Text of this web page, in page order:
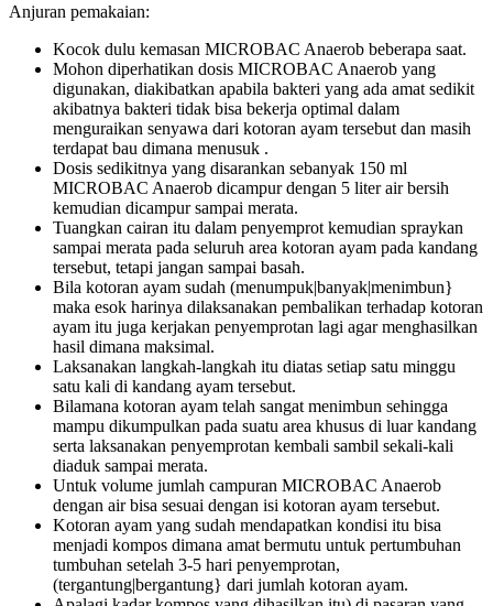
Anjuran pemakaian:
Kocok dulu kemasan MICROBAC Anaerob beberapa saat.
Mohon diperhatikan dosis MICROBAC Anaerob yang
digunakan, diakibatkan apabila bakteri yang ada amat sedikit
akibatnya bakteri tidak bisa bekerja optimal dalam
menguraikan senyawa dari kotoran ayam tersebut dan masih
terdapat bau dimana menusuk .
Dosis sedikitnya yang disarankan sebanyak 150 ml
MICROBAC Anaerob dicampur dengan 5 liter air bersih
kemudian dicampur sampai merata.
Tuangkan cairan itu dalam penyemprot kemudian spraykan
sampai merata pada seluruh area kotoran ayam pada kandang
tersebut, tetapi jangan sampai basah.
Bila kotoran ayam sudah (menumpuk|banyak|menimbun}
maka esok harinya dilaksanakan pembalikan terhadap kotoran
ayam itu juga kerjakan penyemprotan lagi agar menghasilkan
hasil dimana maksimal.
Laksanakan langkah-langkah itu diatas setiap satu minggu
satu kali di kandang ayam tersebut.
Bilamana kotoran ayam telah sangat menimbun sehingga
mampu dikumpulkan pada suatu area khusus di luar kandang
serta laksanakan penyemprotan kembali sambil sekali-kali
diaduk sampai merata.
Untuk volume jumlah campuran MICROBAC Anaerob
dengan air bisa sesuai dengan isi kotoran ayam tersebut.
Kotoran ayam yang sudah mendapatkan kondisi itu bisa
menjadi kompos dimana amat bermutu untuk pertumbuhan
tumbuhan setelah 3-5 hari penyemprotan,
(tergantung|bergantung} dari jumlah kotoran ayam.